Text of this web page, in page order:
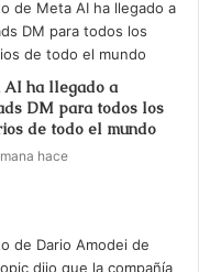
AI ha llegado a
DM para todos los
de todo el mundo
hace